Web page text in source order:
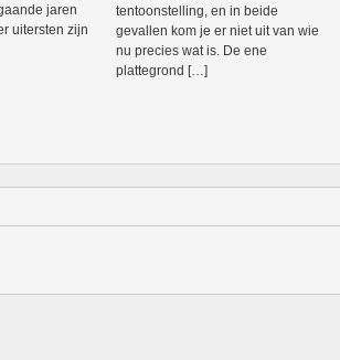
jaren
uitersten zijn
tentoonstelling, en in beide
gevallen kom je er niet uit van wie
nu precies wat is. De ene
plattegrond […]